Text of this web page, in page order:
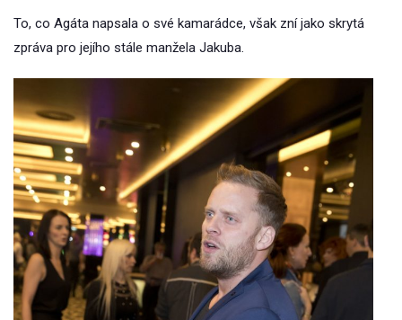
To, co Agáta napsala o své kamarádce, však zní jako skrytá
zpráva pro jejího stále manžela Jakuba.